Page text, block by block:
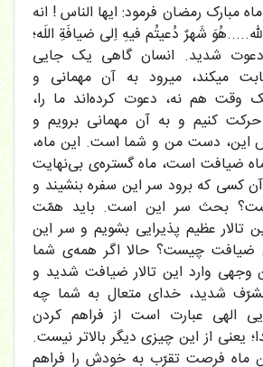
مبارک رمضان فرمود: ایها الناس ! انه
شَهرٌ دُعیتُم فیهِ اِلى ضیافَةِ اللَه؛
شدید. انسان گاهی یک جایی
میکند، میرود به آن مهمانی و
وقت هم نه، دعوت کرده‌اند ما را،
کنیم و به آن مهمانی برویم و
این، دست من و شما است. این ماه،
ضیافت است، ماه گستره‌ی بی‌نهایت
کسی که برود سر این سفره بنشیند و
بحث سر این است. باید همّت
تالار عظیم پذیرایی بشویم و سر این
ضیافت چیست؟ حالا اگر همه‌ی شما
وجهی وارد این تالار ضیافت شدید و
شدید، خدای متعال به شما چه
الهی عبارت است از فراهم کردن
یعنی از این چیزی دیگر بالاتر نیست.
ماه فرصت تقرّب به خودش را فراهم